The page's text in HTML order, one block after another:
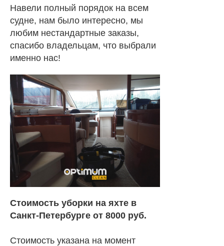
Навели полный порядок на всем
судне, нам было интересно, мы
любим нестандартные заказы,
спасибо владельцам, что выбрали
именно нас!
Стоимость уборки на яхте в
Санкт-Петербурге от 8000 руб.
Стоимость указана на момент